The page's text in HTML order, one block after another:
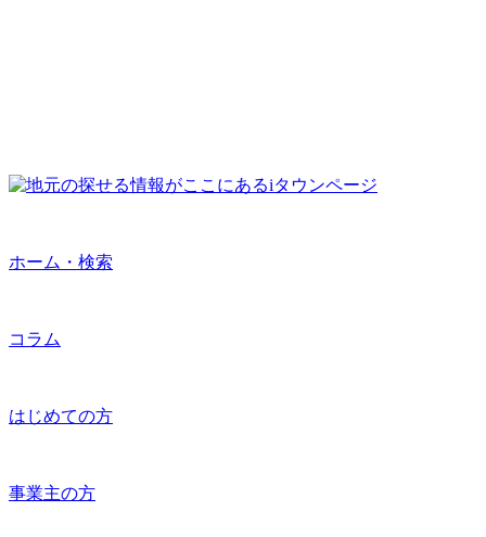
ホーム・検索
コラム
はじめての方
事業主の方